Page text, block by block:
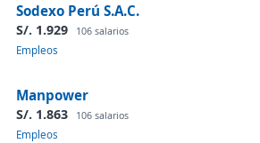
Sodexo Perú S.A.C.
S/. 1.929 106 salarios
Empleos
Manpower
S/. 1.863 106 salarios
Empleos